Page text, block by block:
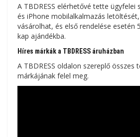
A TBDRESS elérhetővé tette ügyfelei
és iPhone mobilalkalmazás
vásárolhat, és első rendelése esetén
kap ajándékba.
Híres márkák a TBDRESS áruházban
A TBDRESS oldalon szereplő összes
márkájának felel meg.